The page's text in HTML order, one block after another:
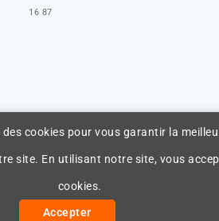
des cookies pour vous garantir la
site. En utilisant notre site, vous
cookies.
Accepter
16 87